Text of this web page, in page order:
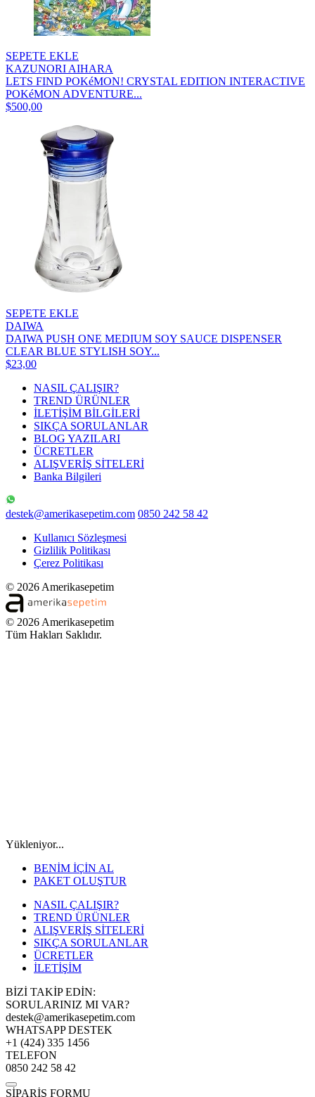
SEPETE EKLE
KAZUNORI AIHARA
LETS FIND POKéMON! CRYSTAL EDITION INTERACTIVE
POKéMON ADVENTURE...
$500,00
SEPETE EKLE
DAIWA
DAIWA PUSH ONE MEDIUM SOY SAUCE DISPENSER
CLEAR BLUE STYLISH SOY...
$23,00
NASIL ÇALIŞIR?
TREND ÜRÜNLER
İLETİŞİM BİLGİLERİ
SIKÇA SORULANLAR
BLOG YAZILARI
ÜCRETLER
ALIŞVERİŞ SİTELERİ
Banka Bilgileri
destek@amerikasepetim.com 0850 242 58 42
Kullanıcı Sözleşmesi
Gizlilik Politikası
Çerez Politikası
© 2026 Amerikasepetim
© 2026 Amerikasepetim
Tüm Hakları Saklıdır.
Yükleniyor...
BENİM İÇİN AL
PAKET OLUŞTUR
NASIL ÇALIŞIR?
TREND ÜRÜNLER
ALIŞVERİŞ SİTELERİ
SIKÇA SORULANLAR
ÜCRETLER
İLETİŞİM
BİZİ TAKİP EDİN:
SORULARINIZ MI VAR?
destek@amerikasepetim.com
WHATSAPP DESTEK
+1 (424) 335 1456
TELEFON
0850 242 58 42
SİPARİŞ FORMU